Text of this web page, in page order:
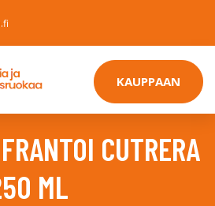
KAUPPAAN
CUTRERA
ML